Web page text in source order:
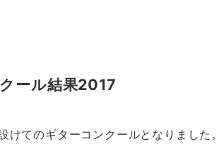
ール結果2017
けてのギターコンクールとなりました。